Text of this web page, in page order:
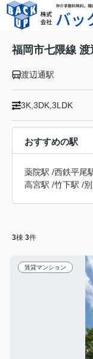
福岡市七隈線
渡辺通駅
3K,3DK,3LDK
おすすめの駅
薬院駅 /西鉄平尾
高宮駅 /竹下駅 /
3棟 3件
賃貸マンション